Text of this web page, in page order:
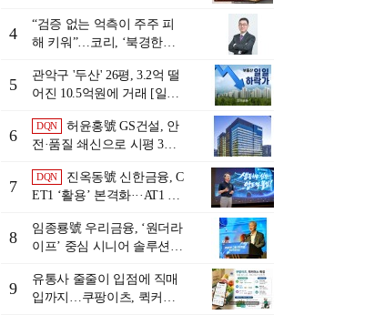
4
“검증 없는 억측이 주주 피
해 키워”…코리, ‘북경한미
5
관악구 '두산' 26평, 3.2억 떨
어진 10.5억원에 거래 [일일
6
DQN
허윤홍號 GS건설, 안
전·품질 쇄신으로 시평 3위
7
DQN
진옥동號 신한금융, C
ET1 ‘활용’ 본격화···AT1 늘
view]
8
임종룡號 우리금융, ‘원더라
이프’ 중심 시니어 솔루션
[금융 시니어 비즈니스 돋보
기]
9
유통사 줄줄이 입점에 직매
입까지…쿠팡이츠, 퀵커머